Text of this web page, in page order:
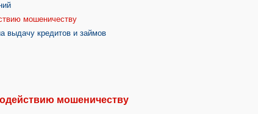
мошеничеству
выдачу кредитов и займов
мошеничеству